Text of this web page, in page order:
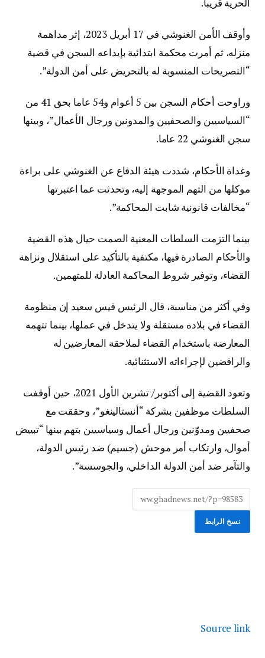
الحرية قريبا.
وأوقف الأمن الغنوشي في 17 أبريل 2023، إثر مداهمة
منزله، ثم أمرت محكمة ابتدائية بإيداعه السجن في قضية
“التصريحات المنسوبة له بالتحريض على أمن الدولة”.
وراوحت أحكام السجن بين 5 أعوام و54 عاما بحق 41 من
“السياسيين والصحفيين والمدونين ورجال الأعمال”، وبينها
سجن الغنوشي 22 عاما.
وغداة الأحكام، شددت هيئة الدفاع عن الغنوشي على براءة
موكلها من التهم الموجهة إليه، وتحدثت عما اعتبرتها
“مخالفات قانونية شابت المحاكمة”.
بينما التزمت السلطات المعنية الصمت حيال هذه القضية
والأحكام الصادرة فيها، مكتفية بالتأكيد على استقلال ونزاهة
القضاء، وتوفير شروط المحاكمة العادلة للمتهمين.
وفي أكثر من مناسبة، قال الرئيس قيس سعيد إن منظومة
القضاء في بلاده مستقلة ولا يتدخل في عملها، بينما تتهمه
المعارضة باستخدام القضاء لملاحقة المعارضين له
والرافضين لإجراءاته الاستثنائية.
وتعود القضية إلى أكتوبر/ تشرين الأول 2021، حين أوقفت
السلطات موظفين بشركة “أنستالينغو”، وحققت مع
صحفيين ومدوّنين ورجال أعمال وسياسيين بتهم بينها “تبييض
أموال، وارتكاب أمر موحش (جسيم) ضد رئيس الدولة،
والتآمر ضد أمن الدولة الداخلي، والجوسسة”.‎
نسخ الرابط
Source link